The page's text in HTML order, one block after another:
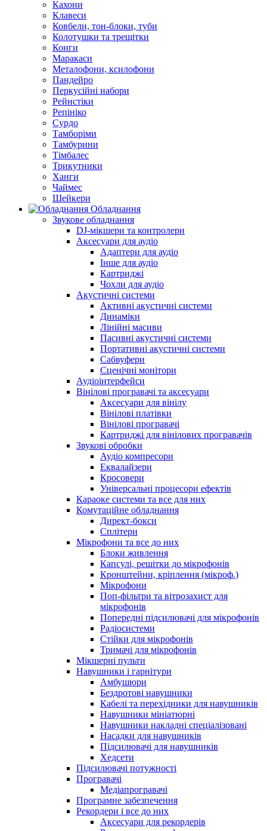
Кахони
Клавеси
Ковбели, тон-блоки, туби
Колотушки та трещітки
Конги
Маракаси
Металофони, ксилофони
Пандейро
Перкусійні набори
Рейнстіки
Репініко
Сурдо
Тамборіми
Тамбурини
Тімбалес
Трикутники
Ханги
Чаймес
Шейкери
Обладнання
Звукове обладнання
DJ-мікшери та контролери
Аксесуари для аудіо
Адаптери для аудіо
Інше для аудіо
Картриджі
Чохли для аудіо
Акустичні системи
Активні акустичні системи
Динаміки
Лінійні масиви
Пасивні акустичні системи
Портативні акустичні системи
Сабвуфери
Сценічні монітори
Аудіоінтерфейси
Вінілові програвачі та аксесуари
Аксесуари для вінілу
Вінілові платівки
Вінілові програвачі
Картриджі для вінілових програвачів
Звукові обробки
Аудіо компресори
Еквалайзери
Кросовери
Універсальні процесори ефектів
Караоке системи та все для них
Комутаційне обладнання
Директ-бокси
Сплітери
Мікрофони та все до них
Блоки живлення
Капсулі, решітки до мікрофонів
Кронштейни, кріплення (мікроф.)
Мікрофони
Поп-фільтри та вітрозахист для
мікрофонів
Попередні підсилювачі для мікрофонів
Радіосистеми
Стійки для мікрофонів
Тримачі для мікрофонів
Мікшерні пульти
Навушники і гарнітури
Амбушюри
Бездротові навушники
Кабелі та перехідники для навушників
Навушники мініатюрні
Навушники накладні спеціалізовані
Насадки для навушників
Підсилювачі для навушників
Хедсети
Підсилювачі потужності
Програвачі
Медіапрогравачі
Програмне забезпечення
Рекордери і все до них
Аксесуари для рекордерів